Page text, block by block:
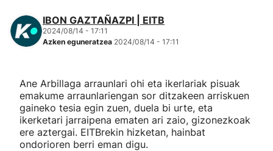
Mendi-lasterketak
"Helmuga"
IBON GAZTAÑAZPI | EITB
2024/08/14 - 17:11
Azken eguneratzea 2024/08/14 - 17:11
Ane Arbillaga arraunlari ohi eta ikerlariak pisuak
emakume arraunlariengan sor ditzakeen arriskuen
gaineko tesia egin zuen, duela bi urte, eta
ikerketari jarraipena ematen ari zaio, gizonezkoak
ere aztergai. EITBrekin hizketan, hainbat
ondorioren berri eman digu.